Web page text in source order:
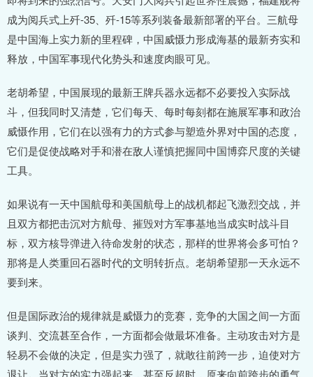
成为阅兵式上歼-35、歼-15等系列装备最新部署的平台。三航母
是中国海上实力新的里程碑，中国威慑力形成海基的最新夯实和
释放，中国军事现代化势头和速度肉眼可见。
老胡希望，中国展现的最新王牌兵器永远都不必要投入实际战
斗，但我同时又清楚，它们每天、每时每刻都在施展军事和政治
威慑作用，它们在以强有力的方式参与塑造外界对中国的态度，
它们是促使战略对手和潜在敌人谨慎把握同中国博弈尺度的关键
工具。
如果说有一天中国航母和美国航母上的战机都起飞激烈交战，并
且双方都把击沉对方航母、摧毁对方军事基地当成实时战斗目
标，双方核导弹进入待命发射的状态，那样的世界将会多可怕？
那将是人类重回石器时代的文明转折点。老胡希望那一天永远不
要到来。
但是国际政治的规律就是威慑力的竞赛，竞争的大国之间一方面
谈判、交流甚至合作，一方面都会做最坏准备。主动攻击对方是
轻易不会做的决定，但是实力强了，就敢往前跨一步，迫使对方